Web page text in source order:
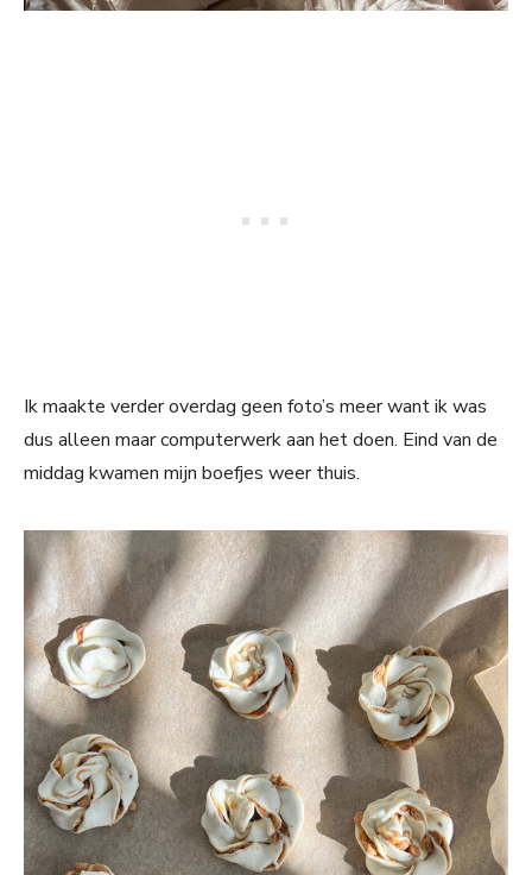
Ik maakte verder overdag geen foto’s meer want ik was
dus alleen maar computerwerk aan het doen. Eind van de
middag kwamen mijn boefjes weer thuis.